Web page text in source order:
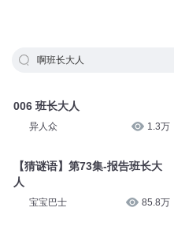
啊班长大人
006 班长大人
异人众 1.3万
【猜谜语】第73集-报告班长大
人
宝宝巴士 85.8万